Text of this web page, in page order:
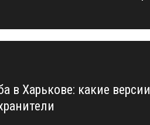
в Харькове: какие